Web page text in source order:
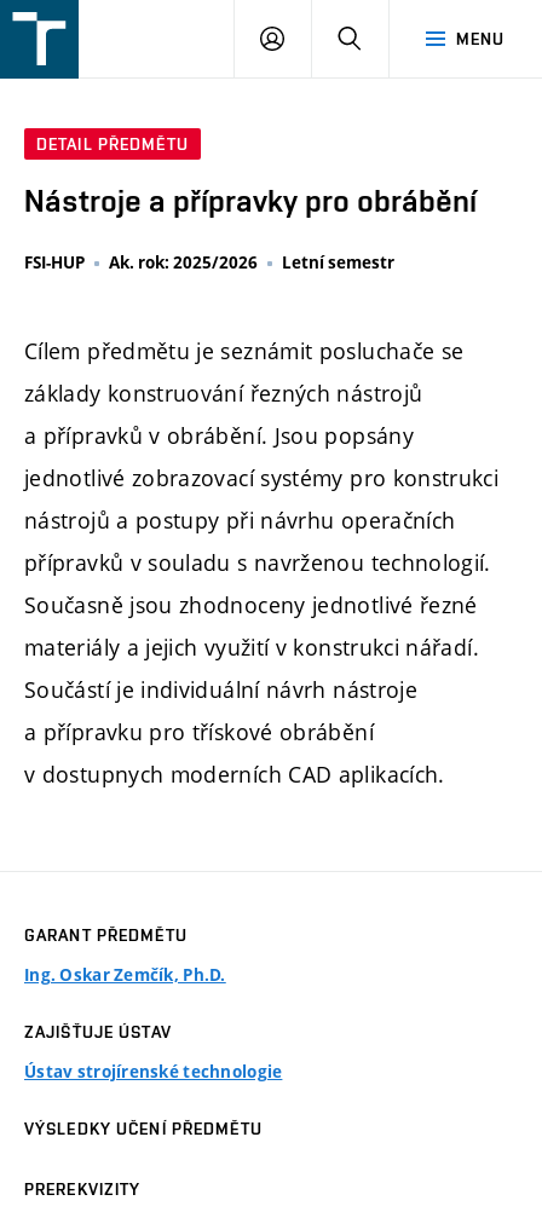
v
MENU
PŘIHLÁŠENÍ
DETAIL PŘEDMĚTU
Nástroje a přípravky pro obrábění
FSI-HUP Ak. rok: 2025/2026 Letní semestr
Cílem předmětu je seznámit posluchače se
základy konstruování řezných nástrojů
a přípravků v obrábění. Jsou popsány
jednotlivé zobrazovací systémy pro konstrukci
nástrojů a postupy při návrhu operačních
přípravků v souladu s navrženou technologií.
Současně jsou zhodnoceny jednotlivé řezné
materiály a jejich využití v konstrukci nářadí.
Součástí je individuální návrh nástroje
a přípravku pro třískové obrábění
v dostupnych moderních CAD aplikacích.
GARANT PŘEDMĚTU
Ing. Oskar Zemčík, Ph.D.
ZAJIŠŤUJE ÚSTAV
Ústav strojírenské technologie
VÝSLEDKY UČENÍ PŘEDMĚTU
PREREKVIZITY